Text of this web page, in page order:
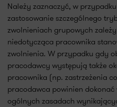
Należy zaznaczyć, w
zastosowanie szczególnego
zwolnieniach grupowych
niedotycząca pracownika
zwolnienia. W przypadku gdy
pracodawcy występują także
pracownika (np. zastrzeżenia
pracodawca powinien
ogólnych zasadach